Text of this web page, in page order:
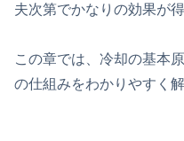
夫次第でかなりの効果が
この章では、冷却の基本
の仕組みをわかりやすく解